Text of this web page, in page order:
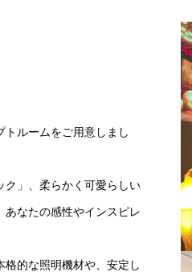
ルームをご用意しまし
」、柔らかく可愛らしい
あなたの感性やインスピレ
的な照明機材や、安定し